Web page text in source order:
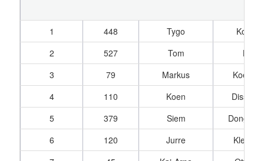
1 448 Tygo
2
527 Tom
Loos
3
79 Markus
4
110 Koen
Dissel,
5
379 Siem
6
120 Jurre
Kleef,